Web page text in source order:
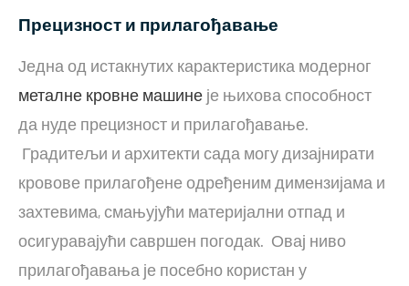
Прецизност и прилагођавање
Једна од истакнутих карактеристика модерног
металне кровне машине је њихова способност
да нуде прецизност и прилагођавање.
Градитељи и архитекти сада могу дизајнирати
кровове прилагођене одређеним димензијама и
захтевима, смањујући материјални отпад и
осигуравајући савршен погодак. Овај ниво
прилагођавања је посебно користан у